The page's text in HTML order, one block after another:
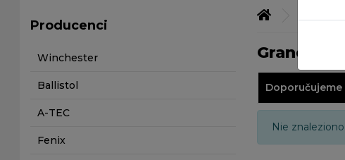
Producenci
Winchester
Ballistol
A-TEC
Fenix
Grand
Doporučujeme
Nie